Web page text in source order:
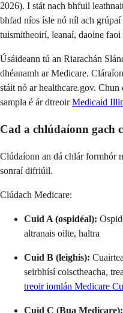
2026). I stát nach bhfuil
bhfad níos ísle nó níl ach
tuismitheoirí, leanaí, daoine faoi
Úsáideann tú an Riarachán
dhéanamh ar Medicare.
stáit nó ar healthcare.gov.
sampla é ár dtreoirMedicaid
Cad a chlúdaíonn gach
Clúdaíonn an dá chlár formhór
sonraí difriúil.
Clúdach Medicare:
Cuid A (ospidéal):
altranais oilte, haltra
Cuid B (leighis):
seirbhísí coisctheacha,
treoir iomlán Medicare
Cuid C (Bua Medicare):